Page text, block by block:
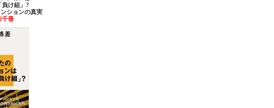
負け組」?
ションの真実
千冊